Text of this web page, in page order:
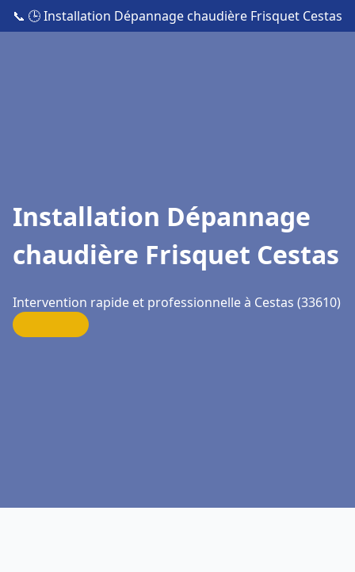
📞 🕒 Installation Dépannage chaudière Frisquet Cestas
Installation Dépannage
chaudière Frisquet Cestas
Intervention rapide et professionnelle à Cestas (33610)